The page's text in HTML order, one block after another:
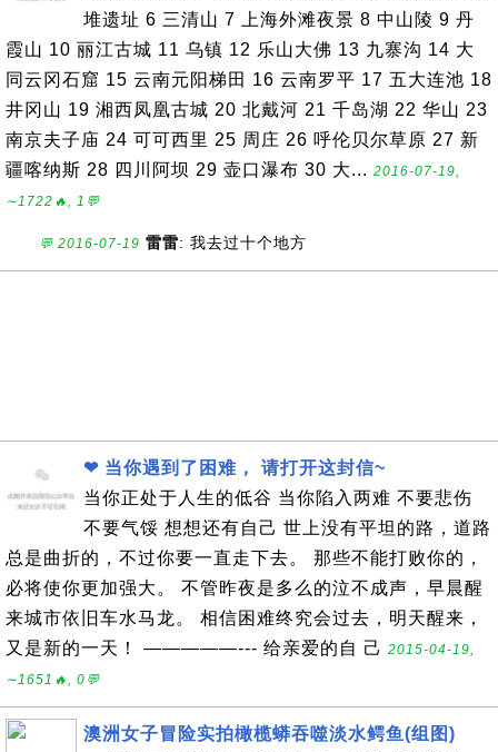
堆遗址 6 三清山 7 上海外滩夜景 8 中山陵 9 丹
霞山 10 丽江古城 11 乌镇 12 乐山大佛 13 九寨沟 14 大
同云冈石窟 15 云南元阳梯田 16 云南罗平 17 五大连池 18
井冈山 19 湘西凤凰古城 20 北戴河 21 千岛湖 22 华山 23
南京夫子庙 24 可可西里 25 周庄 26 呼伦贝尔草原 27 新
疆喀纳斯 28 四川阿坝 29 壶口瀑布 30 大... 2016-07-19,
∼1722🔥, 1💬
💬 2016-07-19 雷雷: 我去过十个地方
❤ 当你遇到了困难， 请打开这封信~
当你正处于人生的低谷 当你陷入两难 不要悲伤
不要气馁 想想还有自己 世上没有平坦的路，道路
总是曲折的，不过你要一直走下去。 那些不能打败你的，
必将使你更加强大。 不管昨夜是多么的泣不成声，早晨醒
来城市依旧车水马龙。 相信困难终究会过去，明天醒来，
又是新的一天！ —————--- 给亲爱的自 己 2015-04-19,
∼1651🔥, 0💬
澳洲女子冒险实拍橄榄蟒吞噬淡水鳄鱼(组图)